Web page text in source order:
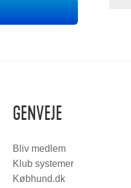
GENVEJE
Bliv medlem
Klub systemer
Købhund.dk